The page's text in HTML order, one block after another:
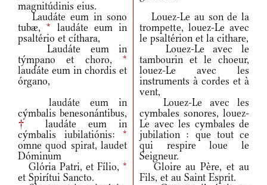
magnitúdinis eius.
Laudáte eum in sono
tubæ,* laudáte eum in
psaltério et cíthara,
Louez-Le au son de la
trompette, louez-Le avec
le psaltérion et la cithare,
Laudáte eum in
týmpano et choro, *
laudáte eum in chordis et
órgano,
Louez-Le avec le
tambourin et le choeur,
louez-Le avec les
instruments à cordes et à
vent,
laudáte eum in
cýmbalis benesonántibus,
†
laudáte eum in
cýmbalis iubilatiónis: *
omne quod spirat, laudet
Dóminum
Louez-Le avec les
cymbales sonores, louez-
Le avec les cymbales de
jubilation : que tout ce
qui respire loue le
Seigneur.
Glória Patri, et Fílio, *
et Spirítui Sancto.
Gloire au Père, et au
Fils, et au Saint Esprit.